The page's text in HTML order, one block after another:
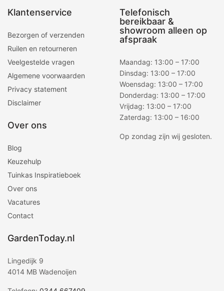
Klantenservice
Bezorgen of verzenden
Ruilen en retourneren
Veelgestelde vragen
Algemene voorwaarden
Privacy statement
Disclaimer
Over ons
Blog
Keuzehulp
Tuinkas Inspiratieboek
Over ons
Vacatures
Contact
Telefonisch
bereikbaar &
showroom alleen op
afspraak
Maandag: 13:00 – 17:00
Dinsdag: 13:00 – 17:00
Woensdag: 13:00 – 17:00
Donderdag: 13:00 – 17:00
Vrijdag: 13:00 – 17:00
Zaterdag: 13:00 – 16:00
Op zondag zijn wij gesloten.
GardenToday.nl
Lingedijk 9
4014 MB Wadenoijen